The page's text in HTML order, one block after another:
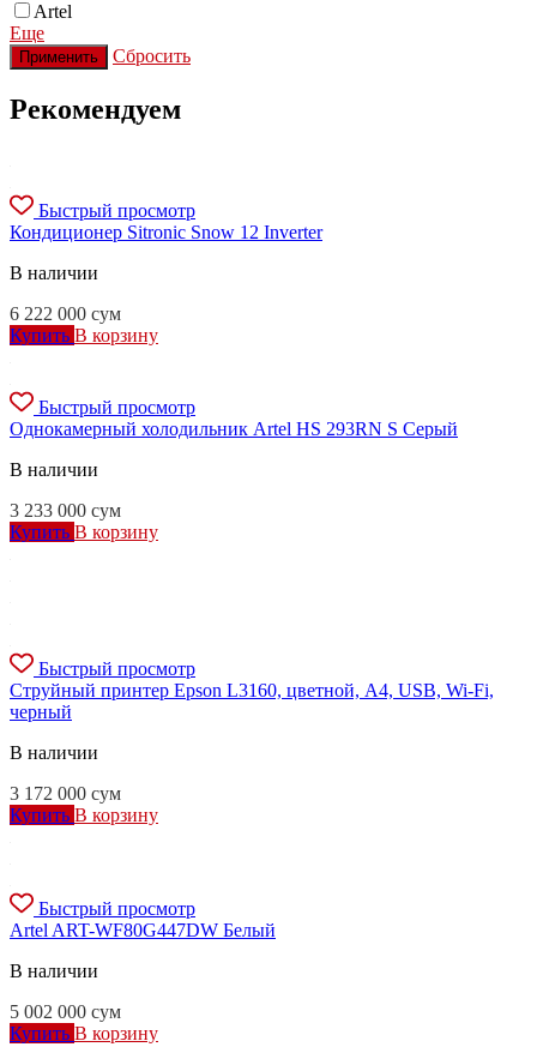
Artel
Еще
Применить Сбросить
Рекомендуем
Быстрый просмотр
Кондиционер Sitronic Snow 12 Inverter
В наличии
6 222 000 сум
Купить В корзину
Быстрый просмотр
Однокамерный холодильник Artel HS 293RN S Серый
В наличии
3 233 000 сум
Купить В корзину
Быстрый просмотр
Струйный принтер Epson L3160, цветной, A4, USB, Wi-Fi,
черный
В наличии
3 172 000 сум
Купить В корзину
Быстрый просмотр
Artel ART-WF80G447DW Белый
В наличии
5 002 000 сум
Купить В корзину